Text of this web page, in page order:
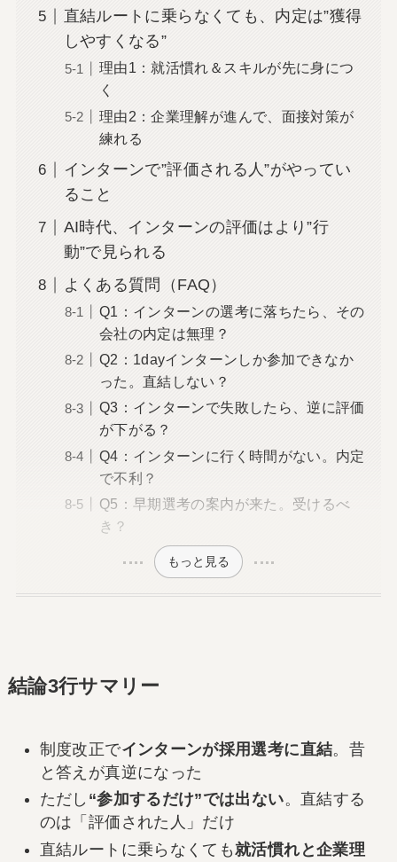
直結ルートに乗らなくても、内定は”獲得
しやすくなる”
理由1：就活慣れ＆スキルが先に身につ
く
理由2：企業理解が進んで、面接対策が
練れる
インターンで”評価される人”がやってい
ること
AI時代、インターンの評価はより”行
動”で見られる
よくある質問（FAQ）
Q1：インターンの選考に落ちたら、その
会社の内定は無理？
Q2：1dayインターンしか参加できなか
った。直結しない？
Q3：インターンで失敗したら、逆に評価
が下がる？
Q4：インターンに行く時間がない。内定
で不利？
Q5：早期選考の案内が来た。受けるべ
き？
もっと見る
結論3行サマリー
制度改正でインターンが採用選考に直結。昔
と答えが真逆になった
ただし “参加するだけ”では出ない。直結する
のは「評価された人」だけ
直結ルートに乗らなくても就活慣れと企業理